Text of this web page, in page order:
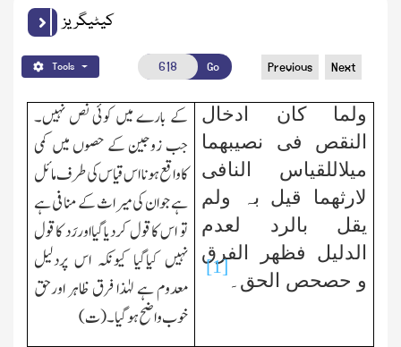
کیٹیگریز
Tools Go Previous Next
ولما کان ادخال
النقص فی نصیبھما
میلاللقیاس النافی
لارثھما قیل بہ ولم
یقل بالرد لعدم
الدلیل فظھر الفرق
و حصحص الحق۔
[1]
کے بارے میں کوئی نص نہیں۔
جب زوجین کے حصوں میں کمی
کاواقع ہونا اس قیاس کی طرف مائل
ہے جوان کی میراث کے منافی ہے
تو اس کاقول کردیاگیااوررَد کاقول
نہیں کیاگیا کیونکہ اس پردلیل
معدوم ہے لہٰذا فرق ظاہر اورحق
خوب واضح ہوگیا۔(ت)